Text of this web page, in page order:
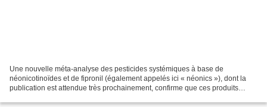
Une nouvelle méta-analyse des pesticides systémiques à base de
néonicotinoïdes et de fipronil (également appelés ici « néonics »), dont la
publication est attendue très prochainement, confirme que ces produits